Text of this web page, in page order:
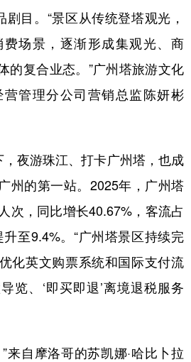
目。“景区从传统登塔观光，
场景，逐渐形成集观光、商
的复合业态。”广州塔旅游文化
管理分公司营销总监陈妍彬
，夜游珠江、打卡广州塔，也成
州的第一站。2025年，广州塔
次，同比增长40.67%，客流占
至9.4%。“广州塔景区持续完
化英文购票系统和国际支付流
览、‘即买即退’离境退税服务
来自摩洛哥的苏凯娜·哈比卜拉